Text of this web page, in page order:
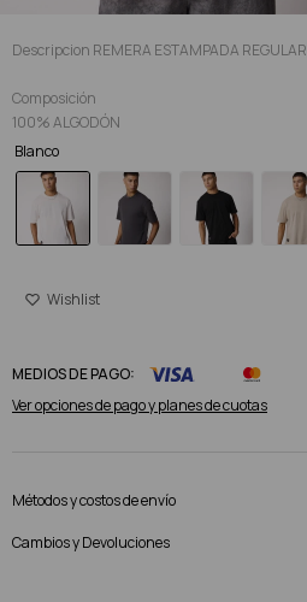
Descripcion REMERA ESTAMPADA REGULAR
Composición
100% ALGODÓN
Blanco
MEDIOS DE PAGO:
Ver opciones de pago y planes de cuotas
Métodos y costos de envío
Cambios y Devoluciones